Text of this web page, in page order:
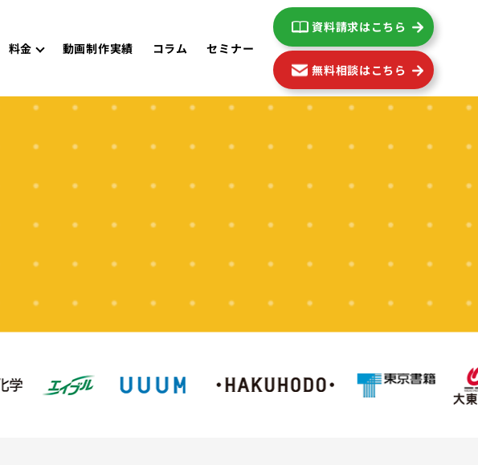
料金 動画制作実績 コラム セミナー
資料請求はこちら
無料相談はこちら